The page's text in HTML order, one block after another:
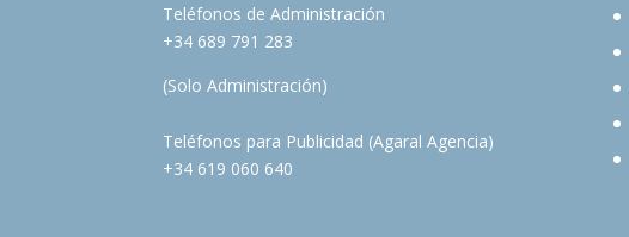
Teléfonos de Administración
+34 689 791 283
(Solo Administración)
Teléfonos para Publicidad (Agaral Agencia)
+34 619 060 640